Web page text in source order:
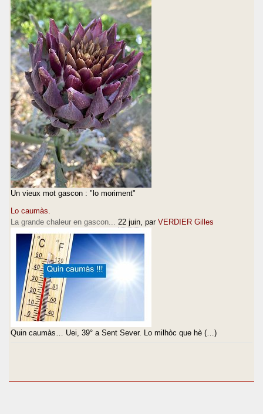
Un vieux mot gascon : "lo moriment"
Lo caumàs.
La grande chaleur en gascon... 22 juin, par VERDIER Gilles
Quin caumàs… Uei, 39° a Sent Sever. Lo milhòc que hè (…)